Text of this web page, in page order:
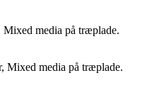
Mixed media på træplade.
Mixed media på træplade.